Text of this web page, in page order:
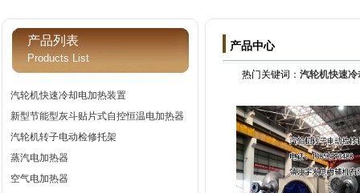
产品列表
Products List
汽轮机快速冷却电加热装置
新型节能型灰斗贴片式自控恒温电加热器
汽轮机转子电动检修托架
蒸汽电加热器
空气电加热器
产品中心
热门关键词：汽轮机快速